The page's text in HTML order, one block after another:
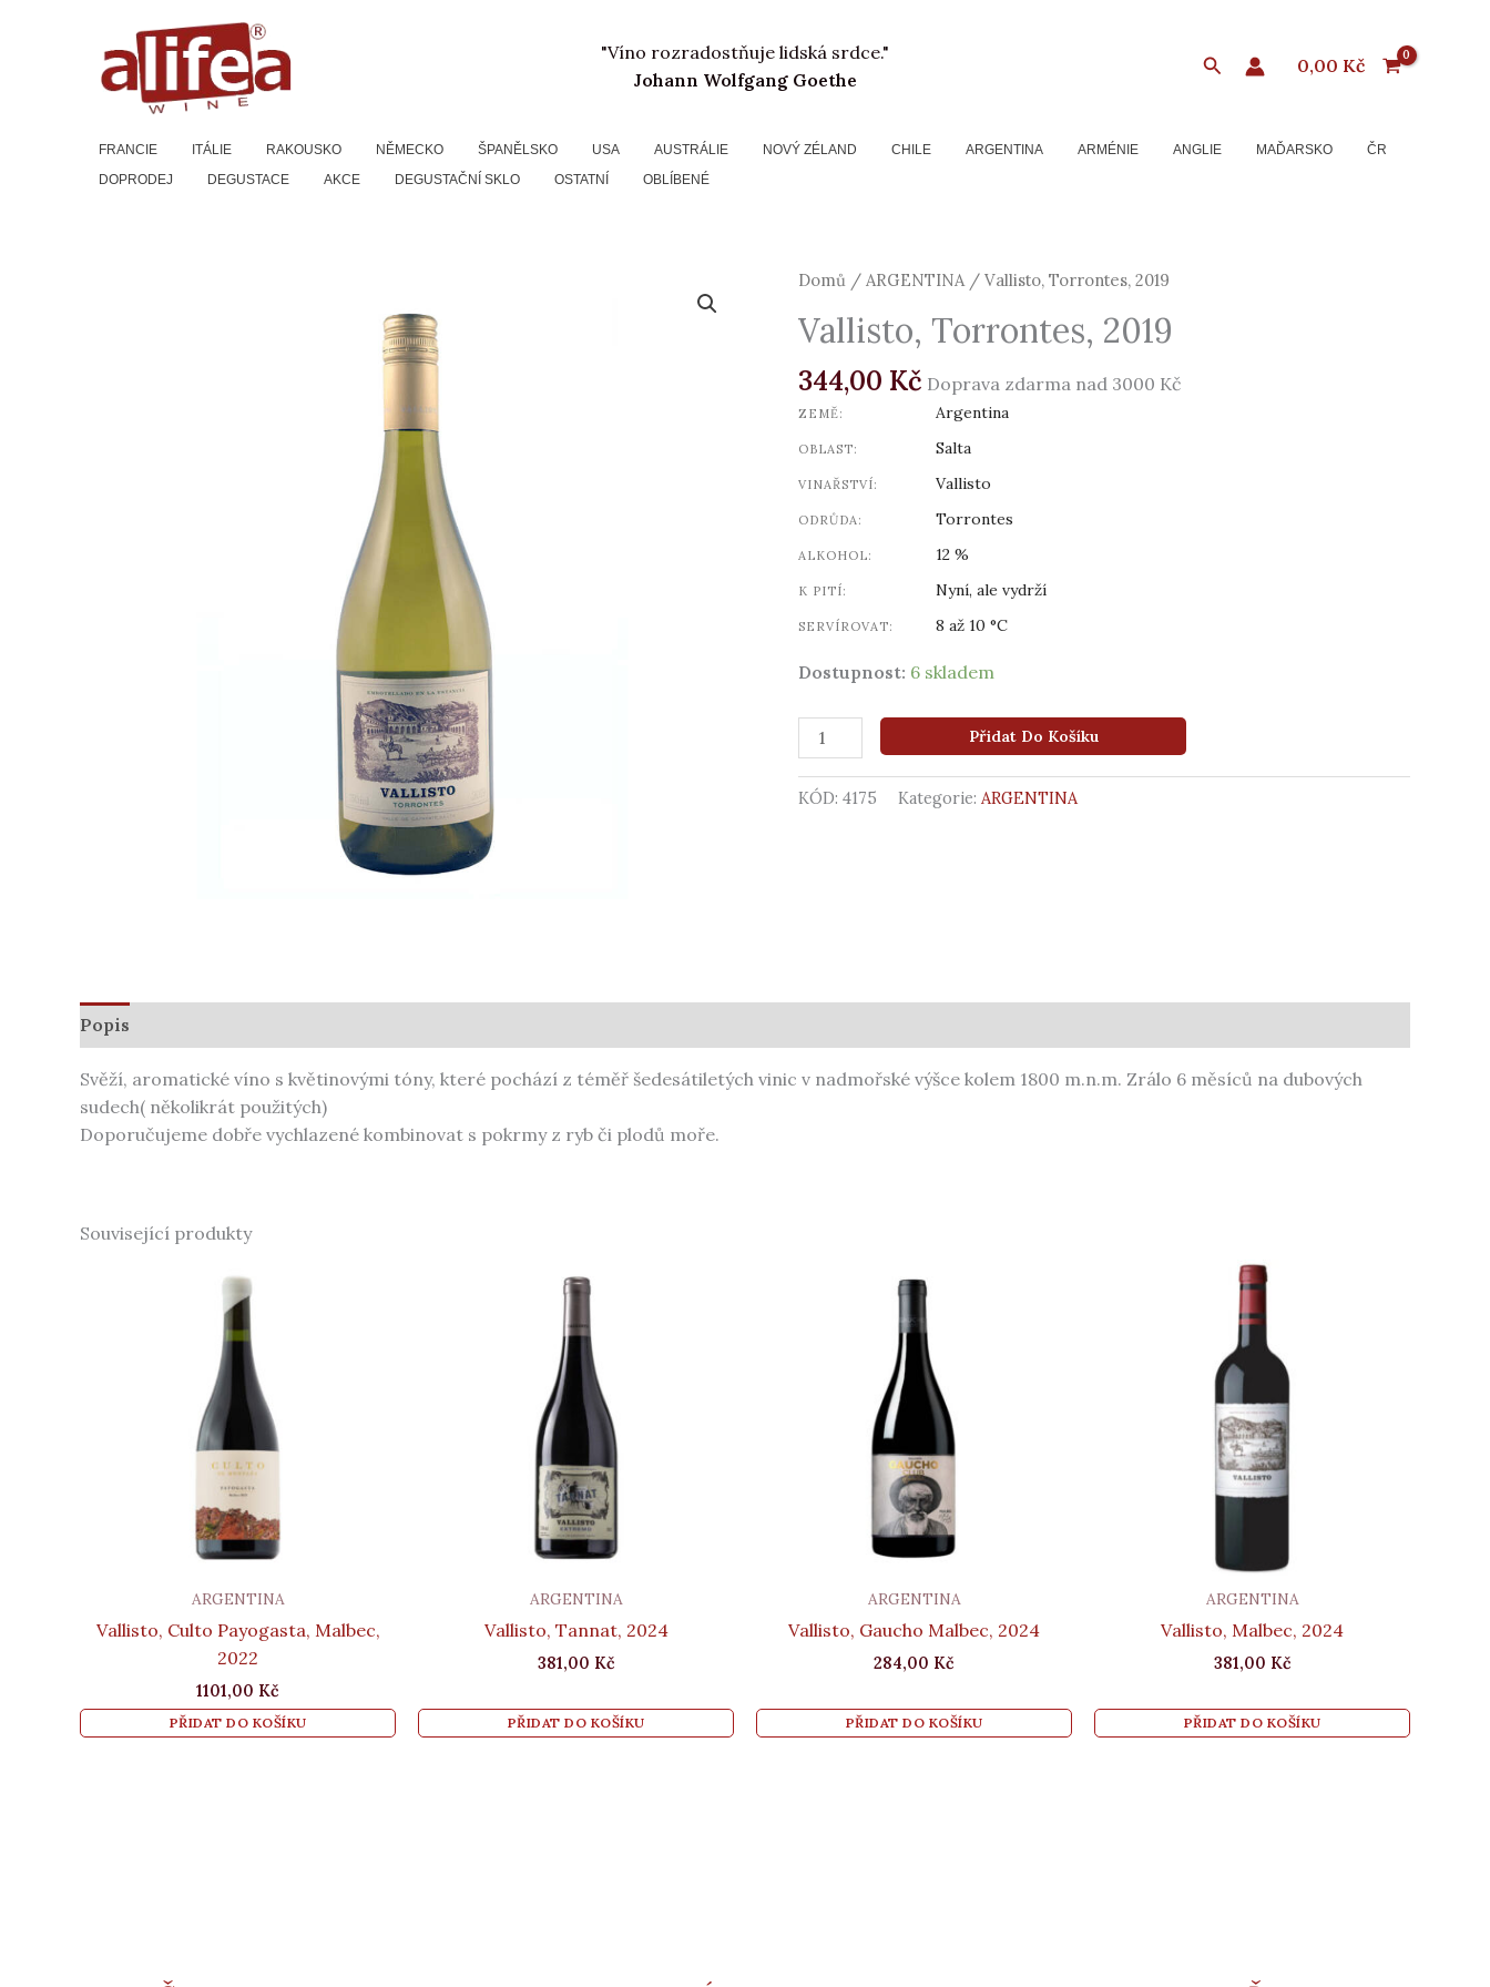
"Víno rozradostňuje lidská srdce."
Johann Wolfgang Goethe
Hledat 0,00 Kč
FRANCIE ITÁLIE RAKOUSKO NĚMECKO ŠPANĚLSKO USA AUSTRÁLIE NOVÝ ZÉLAND CHILE ARGENTINA ARMÉNIE ANGLIE MAĎARSKO
ČR
DOPRODEJ
DEGUSTACE AKCE DEGUSTAČNÍ SKLO OSTATNÍ OBLÍBENÉ
Domů / ARGENTINA/ Vallisto, Torrontes, 2019
Vallisto, Torrontes, 2019
344,00 Kč Doprava zdarma nad 3000 Kč
ZEMĚ: Argentina
OBLAST: Salta
VINAŘSTVÍ: Vallisto
ODRŮDA: Torrontes
ALKOHOL: 12 %
K PITÍ: Nyní, ale vydrží
SERVÍROVAT: 8 až 10 °C
Dostupnost: 6 skladem
Vallisto,
2019
Přidat Do Košíku
KÓD: 4175 Kategorie: ARGENTINA
Popis
Svěží, aromatické víno s květinovými tóny, které pochází z téměř šedesátiletých vinic v nadmořské výšce kolem 1800 m.n.m. Zrálo 6 měsíců na dubových
sudech( několikrát použitých)
Doporučujeme dobře vychlazené kombinovat s pokrmy z ryb či plodů moře.
Související produkty
ARGENTINA
Vallisto, Culto Payogasta, Malbec,
2022
1101,00 Kč
PŘIDAT DO KOŠÍKU
ARGENTINA
Vallisto, Tannat, 2024
381,00 Kč
PŘIDAT DO KOŠÍKU
ARGENTINA
Vallisto, Gaucho Malbec, 2024
284,00 Kč
PŘIDAT DO KOŠÍKU
ARGENTINA
Vallisto, Malbec, 2024
381,00 Kč
PŘIDAT DO KOŠÍKU